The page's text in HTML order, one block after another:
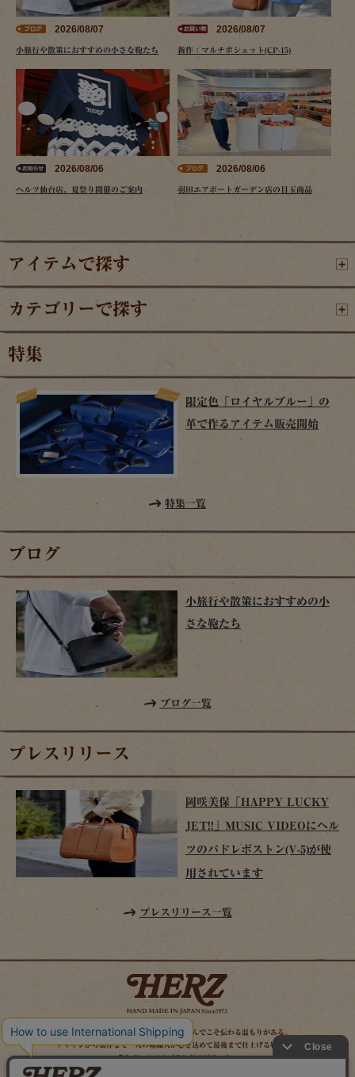
2026/08/07
小旅行や散策におすすめの小さな鞄たち
2026/08/07
新作：マルチポシェット(CP-15)
2026/08/06
ヘルツ仙台店、夏祭り開催のご案内
2026/08/06
羽田エアポートガーデン店の目玉商品
アイテムで探す
カテゴリーで探す
特集
限定色「ロイヤルブルー」の
革で作るアイテム販売開始
特集一覧
ブログ
小旅行や散策におすすめの小
さな鞄たち
ブログ一覧
プレスリリース
岡咲美保「HAPPY LUCKY
JET!!」MUSIC VIDEOにヘル
ツのパドレボストン(V-5)が使
用されています
プレスリリース一覧
時を経てこそ解る味わいがある。使い込んでこそ伝わる温もりがある。
デザインから製作まで一人の鞄職人が心を込めて最後まで仕上げる鞄作り。
それがヘルツのブランドスピリット。